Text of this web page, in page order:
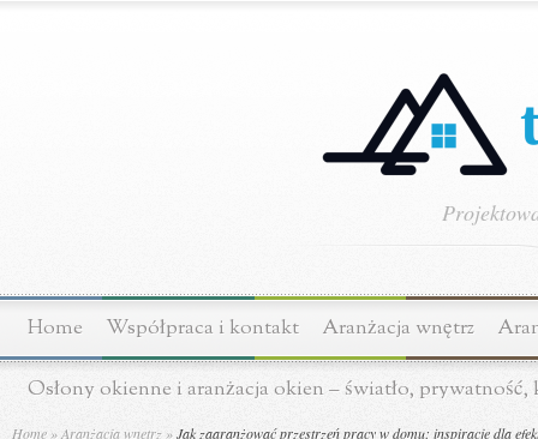
Home Współpraca i kontakt Aranżacja wnętrz
Osłony okienne i aranżacja okien – światło,
Home »Aranżacja wnętrz »Jak zaaranżować przestrzeń pracy w domu: inspiracje dla